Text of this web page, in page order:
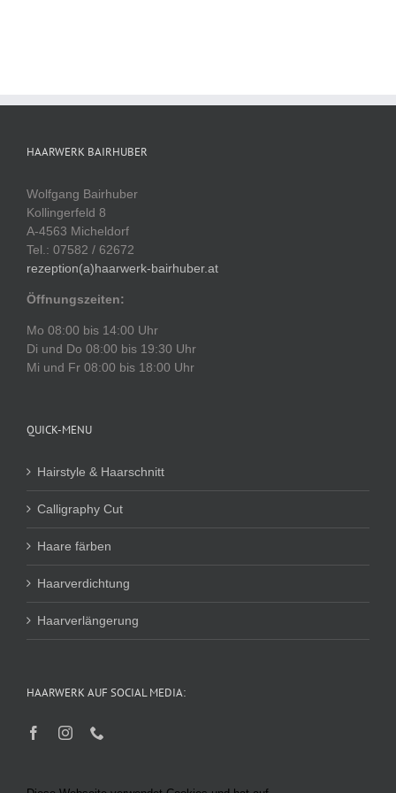
HAARWERK BAIRHUBER
Wolfgang Bairhuber
Kollingerfeld 8
A-4563 Micheldorf
Tel.: 07582 / 62672
rezeption(a)haarwerk-bairhuber.at
Öffnungszeiten:
Mo 08:00 bis 14:00 Uhr
Di und Do 08:00 bis 19:30 Uhr
Mi und Fr 08:00 bis 18:00 Uhr
QUICK-MENU
Hairstyle & Haarschnitt
Calligraphy Cut
Haare färben
Haarverdichtung
Haarverlängerung
HAARWERK AUF SOCIAL MEDIA: